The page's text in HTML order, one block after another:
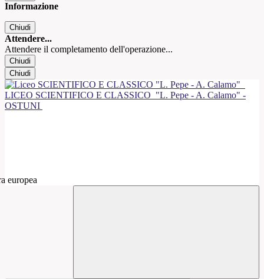
Informazione
Chiudi
Attendere...
Attendere il completamento dell'operazione...
Chiudi
Chiudi
LICEO SCIENTIFICO E CLASSICO "L. Pepe - A. Calamo" -
OSTUNI